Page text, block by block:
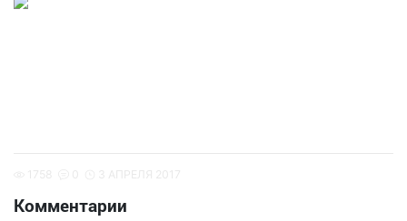
Комментарии